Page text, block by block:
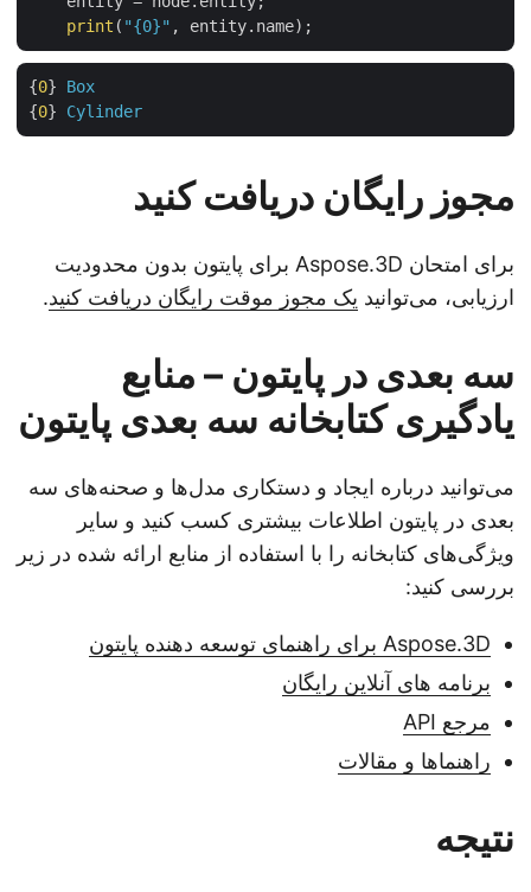
print ("{0}"
{0 } Box
{0 } Cylinder
مجوز رایگان دریافت کنید
برای امتحان Aspose.3D برای پایتون بدون محدودیت
ارزیابی، می‌توانیدیک مجوز موقت رایگان دریافت کنید.
سه بعدی در پایتون – منابع
یادگیری کتابخانه سه بعدی پایتون
می‌توانید درباره ایجاد و دستکاری مدل‌ها و صحنه‌های سه
بعدی در پایتون اطلاعات بیشتری کسب کنید و سایر
ویژگی‌های کتابخانه را با استفاده از منابع ارائه شده در زیر
بررسی کنید:
Aspose.3D برای راهنمای توسعه دهنده پایتون
برنامه های آنلاین رایگان
مرجع API
راهنماها و مقالات
نتیجه